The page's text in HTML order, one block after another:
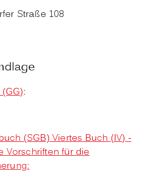
Straße 108
:
(SGB) Viertes Buch (IV) -
Vorschriften für die